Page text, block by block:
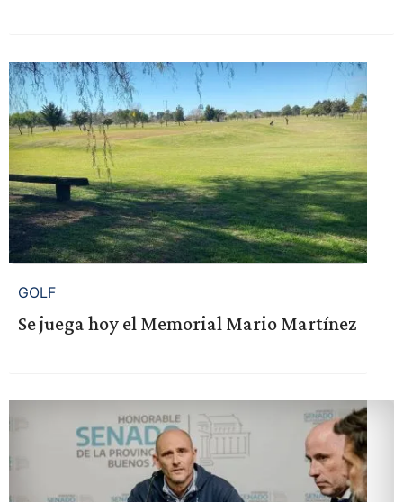
GOLF
Se juega hoy el Memorial Mario Martínez